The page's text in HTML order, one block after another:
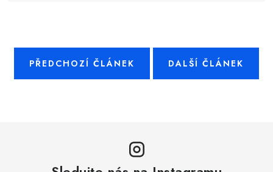
PŘEDCHOZÍ ČLÁNEK DALŠÍ ČLÁNEK